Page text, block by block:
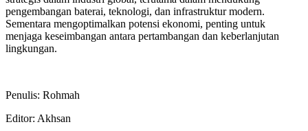
pengembangan baterai, teknologi, dan infrastruktur modern.
Sementara mengoptimalkan potensi ekonomi, penting untuk
menjaga keseimbangan antara pertambangan dan keberlanjutan
lingkungan.
Penulis: Rohmah
Editor: Akhsan